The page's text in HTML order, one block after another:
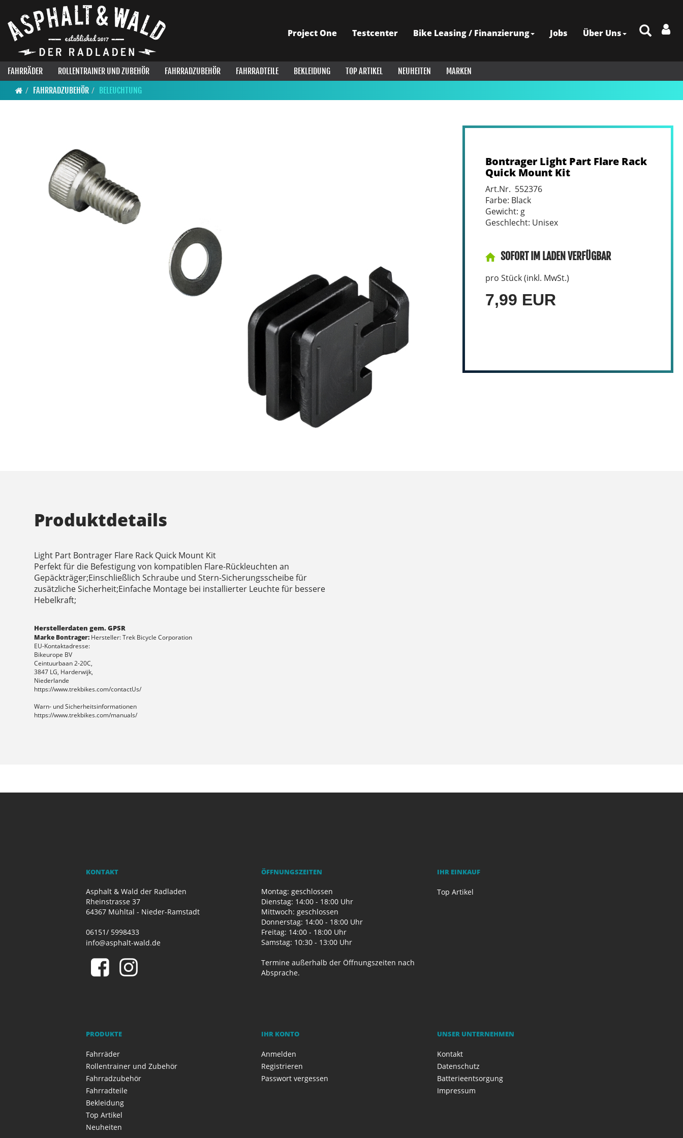
Project One Testcenter Bike Leasing / Finanzierung Jobs Über Uns
FAHRRÄDER ROLLENTRAINER UND ZUBEHÖR FAHRRADZUBEHÖR FAHRRADTEILE BEKLEIDUNG TOP ARTIKEL NEUHEITEN
MARKEN
FAHRRADZUBEHÖR
BELEUCHTUNG
Bontrager Light Part Flare Rack
Quick Mount Kit
Art.Nr. 552376
Farbe: Black
Gewicht: g
Geschlecht: Unisex
SOFORT IM LADEN VERFÜGBAR
pro Stück (inkl. MwSt.)
7,99 EUR
Produktdetails
Light Part Bontrager Flare Rack Quick Mount Kit
Perfekt für die Befestigung von kompatiblen Flare-Rückleuchten an
Gepäckträger;Einschließlich Schraube und Stern-Sicherungsscheibe für
zusätzliche Sicherheit;Einfache Montage bei installierter Leuchte für bessere
Hebelkraft;
Herstellerdaten gem. GPSR
Marke Bontrager: Hersteller: Trek Bicycle Corporation
EU-Kontaktadresse:
Bikeurope BV
Ceintuurbaan 2-20C,
3847 LG, Harderwijk,
Niederlande
https://www.trekbikes.com/contactUs/
Warn- und Sicherheitsinformationen
https://www.trekbikes.com/manuals/
KONTAKT
Asphalt & Wald der Radladen
Rheinstrasse 37
64367 Mühltal - Nieder-Ramstadt
06151/ 5998433
info@asphalt-wald.de
ÖFFNUNGSZEITEN
Montag: geschlossen
Dienstag: 14:00 - 18:00 Uhr
Mittwoch: geschlossen
Donnerstag: 14:00 - 18:00 Uhr
Freitag: 14:00 - 18:00 Uhr
Samstag: 10:30 - 13:00 Uhr
Termine außerhalb der Öffnungszeiten nach
Absprache.
IHR EINKAUF
Top Artikel
PRODUKTE
Fahrräder
Rollentrainer und Zubehör
Fahrradzubehör
Fahrradteile
Bekleidung
Top Artikel
Neuheiten
IHR KONTO
Anmelden
Registrieren
Passwort vergessen
UNSER UNTERNEHMEN
Kontakt
Datenschutz
Batterieentsorgung
Impressum